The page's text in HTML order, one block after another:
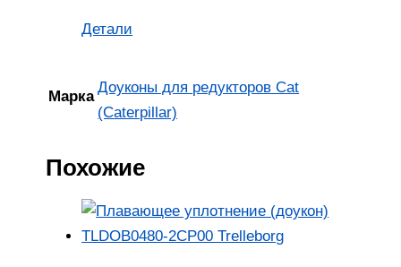
Детали
Марка
Доуконы для редукторов Cat
(Caterpillar)
Похожие